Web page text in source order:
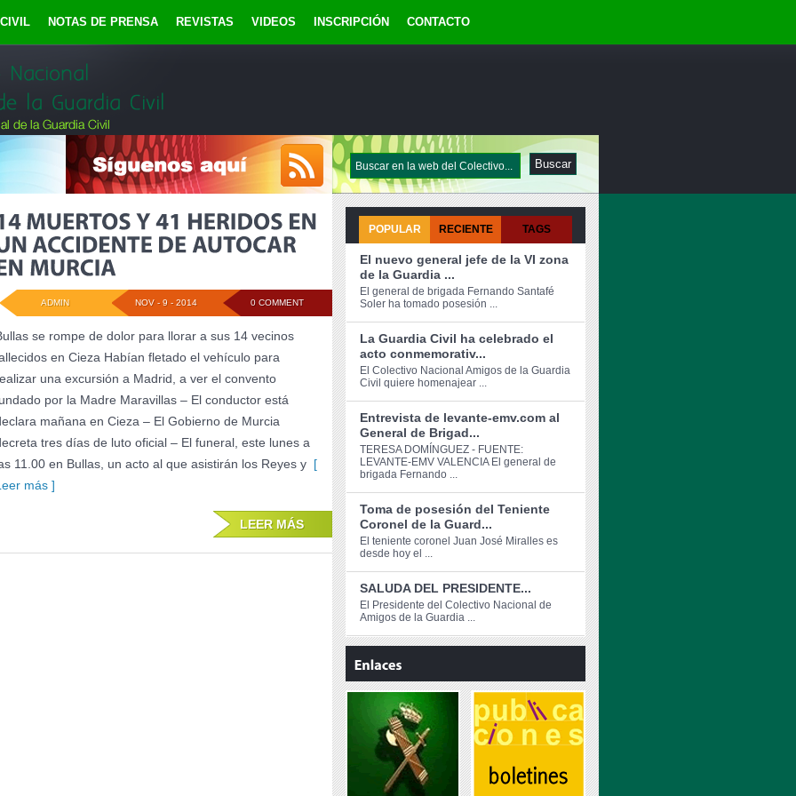
NOTAS DE PRENSA REVISTAS VIDEOS INSCRIPCIÓN CONTACTO
0 COMMENT
NOV - 9 - 2014
ADMIN
se rompe de dolor para llorar a sus 14 vecinos
en Cieza Habían fletado el vehículo para
una excursión a Madrid, a ver el convento
por la Madre Maravillas – El conductor está
mañana en Cieza – El Gobierno de Murcia
tres días de luto oficial – El funeral, este lunes a
11.00 en Bullas, un acto al que asistirán los Reyes y [
más ]
LEER MÁS
POPULAR RECIENTE TAGS
El nuevo general jefe de la VI zona
de la Guardia ...
El general de brigada Fernando Santafé
Soler ha tomado posesión ...
La Guardia Civil ha celebrado el
acto conmemorativ...
El Colectivo Nacional Amigos de la Guardia
Civil quiere homenajear ...
Entrevista de levante-emv.com al
General de Brigad...
TERESA DOMÍNGUEZ - FUENTE:
LEVANTE-EMV VALENCIA El general de
brigada Fernando ...
Toma de posesión del Teniente
Coronel de la Guard...
El teniente coronel Juan José Miralles es
desde hoy el ...
SALUDA DEL PRESIDENTE...
El Presidente del Colectivo Nacional de
Amigos de la Guardia ...